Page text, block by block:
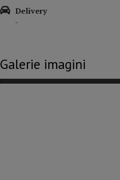
Delivery
-
Galerie imagini